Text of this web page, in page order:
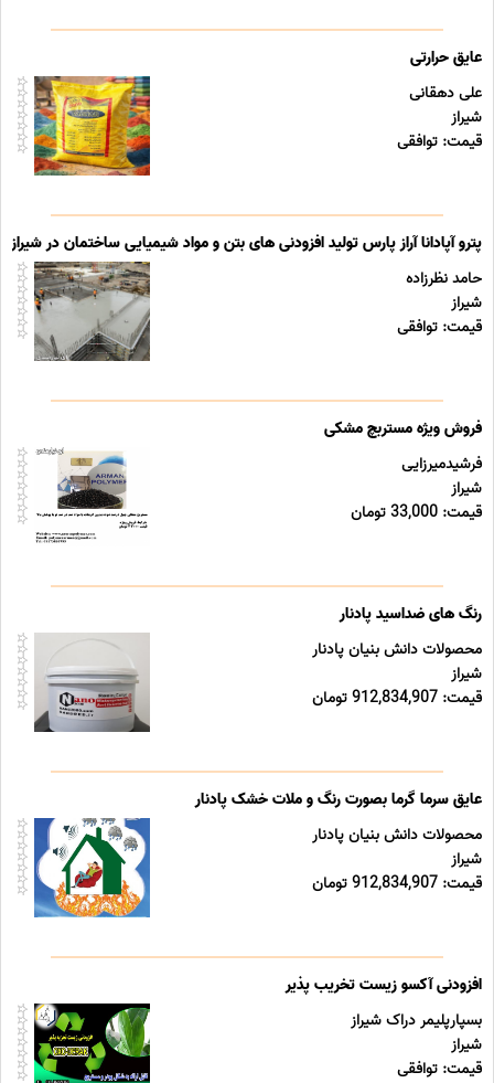
عایق حرارتی
علی دهقانی
شیراز
قیمت: توافقی
پترو آپادانا آراز پارس تولید افزودنی های بتن و مواد شیمیایی ساختمان در
حامد نظرزاده
شیراز
قیمت: توافقی
فروش ویژه مستربچ مشکی
فرشیدمیرزایی
شیراز
قیمت: 33,000 تومان
رنگ های ضداسید پادنار
محصولات دانش بنیان پادنار
شیراز
قیمت: 912,834,907 تومان
عایق سرما گرما بصورت رنگ و ملات خشک پادنار
محصولات دانش بنیان پادنار
شیراز
قیمت: 912,834,907 تومان
افزودنی آکسو زیست تخریب پذیر
بسپارپلیمر دراک شیراز
شیراز
قیمت: توافقی